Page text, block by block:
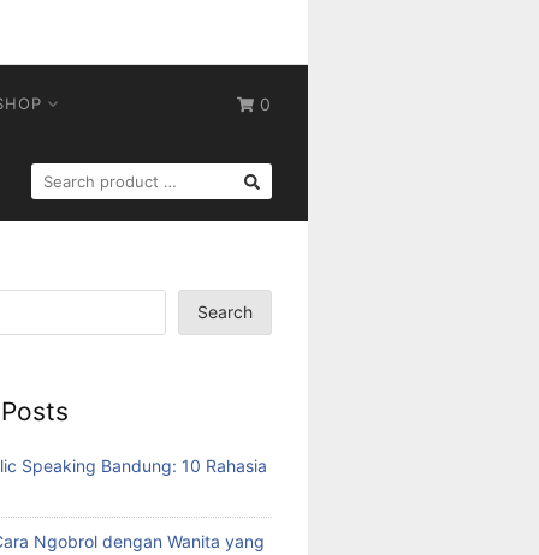
0
SEARCH
FOR:
Search
Speaking Bandung: 10 Rahasia
Ngobrol dengan Wanita yang